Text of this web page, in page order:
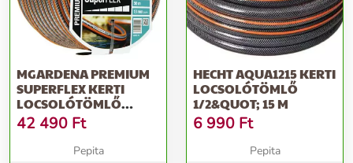
MGARDENA PREMIUM
SUPERFLEX KERTI
LOCSOLÓTÖMLŐ
1/2&QUOT; 50 M
42 490 Ft
Pepita
HECHT AQUA1215 KERTI
LOCSOLÓTÖMLŐ
1/2&QUOT; 15 M
6 990 Ft
Pepita